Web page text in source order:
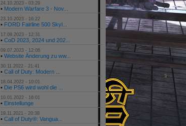
24.10.2023 - 03:29
• Modern Warfare 3 - Nov...
23.10.2023 - 16:22
• FORD Fairline 500 Skyl...
17.09.2023 - 12:31
• CoD 2023, 2024 und 202...
09.07.2023 - 12:06
• Website Änderung zu ww...
30.11.2022 - 21:41
• Call of Duty: Modern ...
18.04.2022 - 10:01
• Die PS6 wird wohl die ...
10.01.2022 - 16:01
• Einstellunge
19.11.2021 - 20:38
• Call of Duty®: Vangua...